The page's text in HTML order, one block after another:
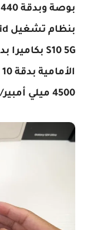
4500 ميلي أمبير/الساعة .